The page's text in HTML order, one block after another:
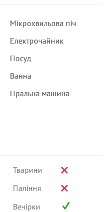
Мікрохвильова піч
Електрочайник
Посуд
Ванна
Пральна машина
Тварини
Паління
Вечірки